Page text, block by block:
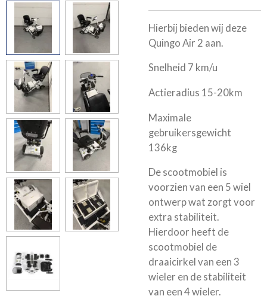
Hierbij bieden wij deze
Quingo Air 2 aan.
Snelheid 7 km/u
Actieradius 15-20km
Maximale
gebruikersgewicht
136kg
De scootmobiel is
voorzien van een 5 wiel
ontwerp wat zorgt voor
extra stabiliteit.
Hierdoor heeft de
scootmobiel de
draaicirkel van een 3
wieler en de stabiliteit
van een 4 wieler.